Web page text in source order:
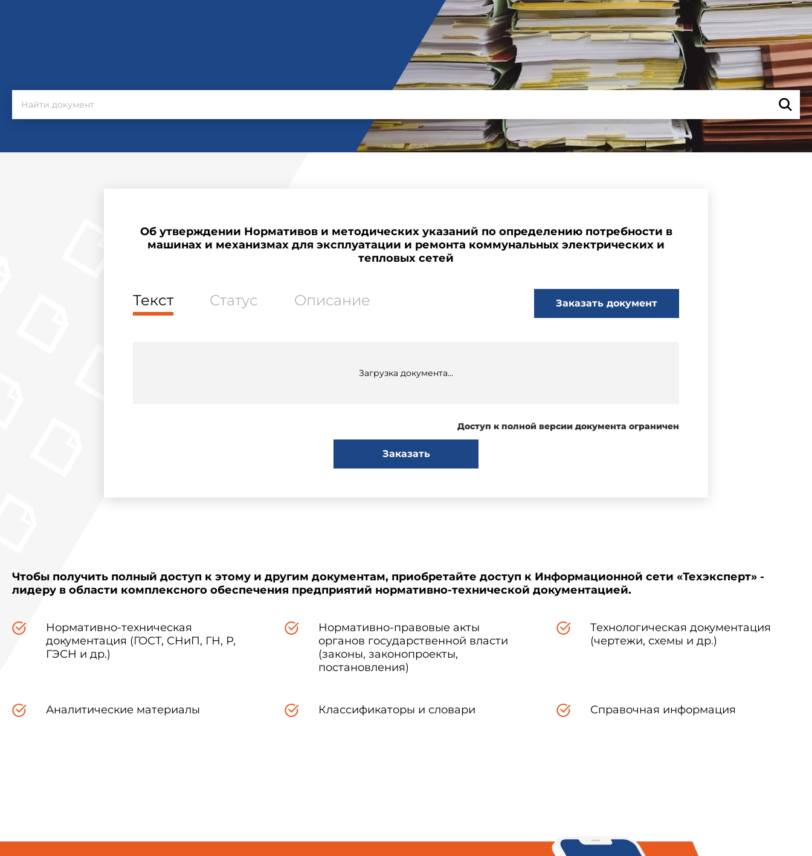
Об утверждении Нормативов и методических указаний по определению потребности в
машинах и механизмах для эксплуатации и ремонта коммунальных электрических и
тепловых сетей
Текст Статус Описание Заказать документ
Загрузка документа...
Доступ к полной версии документа ограничен
Заказать
Чтобы получить полный доступ к этому и другим документам, приобретайте доступ к Информационной сети «Техэксперт» -
лидеру в области комплексного обеспечения предприятий нормативно-технической документацией.
Нормативно-техническая
документация (ГОСТ, СНиП, ГН, Р,
ГЭСН и др.)
Нормативно-правовые акты
органов государственной власти
(законы, законопроекты,
постановления)
Технологическая документация
(чертежи, схемы и др.)
Аналитические материалы Классификаторы и словари Справочная информация